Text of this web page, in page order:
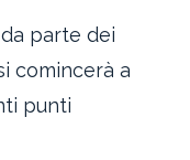
parte dei
comincerà a
punti